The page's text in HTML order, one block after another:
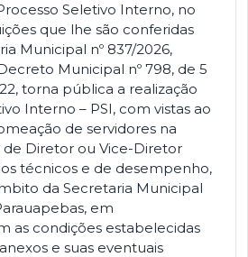
Seletivo Interno, no
que lhe são conferidas
Municipal nº 837/2026,
Municipal nº 798, de 5
torna pública a realização
Interno – PSI, com vistas ao
de servidores na
Diretor ou Vice-Diretor
técnicos e de desempenho,
da Secretaria Municipal
em
as condições estabelecidas
e suas eventuais